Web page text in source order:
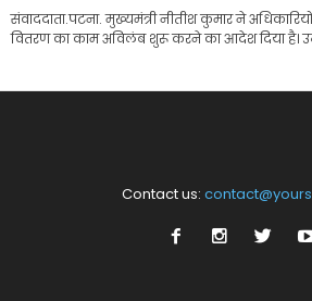
संवाददाता.पटना. मुख्यमंत्री नीतीश कुमार ने
वितरण का काम अविलंब शुरू करने का आदेश दिया है।
Contact us: